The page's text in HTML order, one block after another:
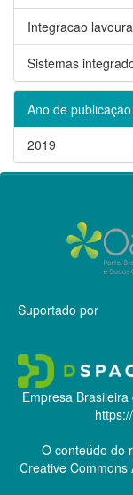
Integracao
Sistemas
Ano de publicação
2019
Suportado por
Empresa
O conteúdo do
Creative Commons